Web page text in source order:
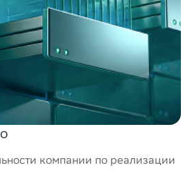
компании по реализации